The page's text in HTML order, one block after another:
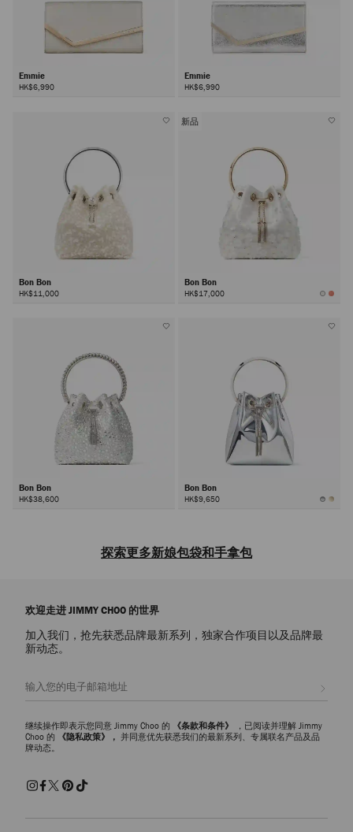
Emmie
HK$6,990
Emmie
HK$6,990
Bon Bon
HK$11,000
新品
Bon Bon
HK$17,000
Bon Bon
HK$38,600
Bon Bon
HK$9,650
探索更多新娘包袋和手拿包
挑选理想的搭配单品。标志性珍珠和水晶装饰散发着熠熠迷人魅力和精致
奢贵气质。可拆卸肩带的多功能设计可将手拿包变成实用斜挎款式，随心
打造婚礼活动的时尚造型。手工打造的巧工细节成就精致时髦风格，即使
从优雅迷你包 到标志性手拿包
，专为婚礼造型设计的系列手袋，经典设
的晚装包是永恒的优雅款式。也可选择满缀珍珠的缎面包袋，与经典的新
娘造型相映生辉，凸显优雅奢贵气质。充满光泽和金属感的包袋也适合搭
配现代新娘造型，并为每位宾客的婚礼装扮增添时尚之感。
欢迎走进 JIMMY CHOO 的世界
加入我们，抢先获悉品牌最新系列，独家合作项目以及品牌最
新动态。
继续操作即表示您同意 Jimmy Choo 的 《条款和条件》
，已阅读并理解 Jimmy
Choo 的
《隐私政策》， 并同意优先获悉我们的最新系列、专属联名产品及品
牌动态。